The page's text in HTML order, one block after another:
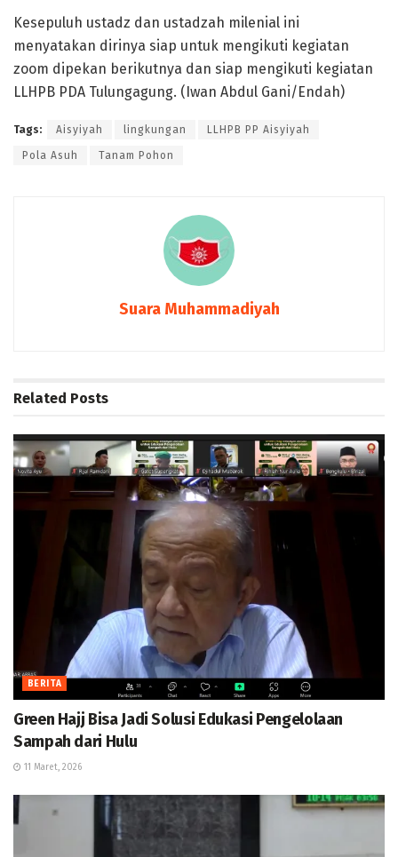
Kesepuluh ustadz dan ustadzah milenial ini
menyatakan dirinya siap untuk mengikuti kegiatan
zoom dipekan berikutnya dan siap mengikuti kegiatan
LLHPB PDA Tulungagung. (Iwan Abdul Gani/Endah)
Tags: Aisyiyah lingkungan LLHPB PP Aisyiyah
Pola Asuh Tanam Pohon
Suara Muhammadiyah
Related Posts
BERITA
Green Hajj Bisa Jadi Solusi Edukasi Pengelolaan
Sampah dari Hulu
11 Maret, 2026